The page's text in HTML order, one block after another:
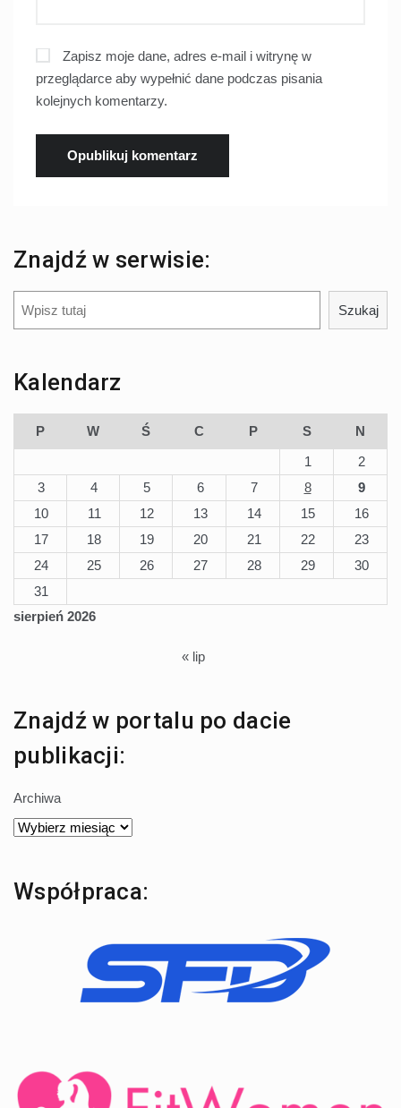
Zapisz moje dane, adres e-mail i witrynę w
przeglądarce aby wypełnić dane podczas pisania
kolejnych komentarzy.
Znajdź w serwisie:
Szukaj
Szukaj
Kalendarz
sierpień 2026
P W Ś C P S
N
1
2
3
4 5 6 7 8
9
10
11 12 13 14 15
16
17
18 19 20 21 22
23
24
25 26 27 28 29
30
31
« lip
Znajdź w portalu po dacie
publikacji:
Archiwa
Współpraca: